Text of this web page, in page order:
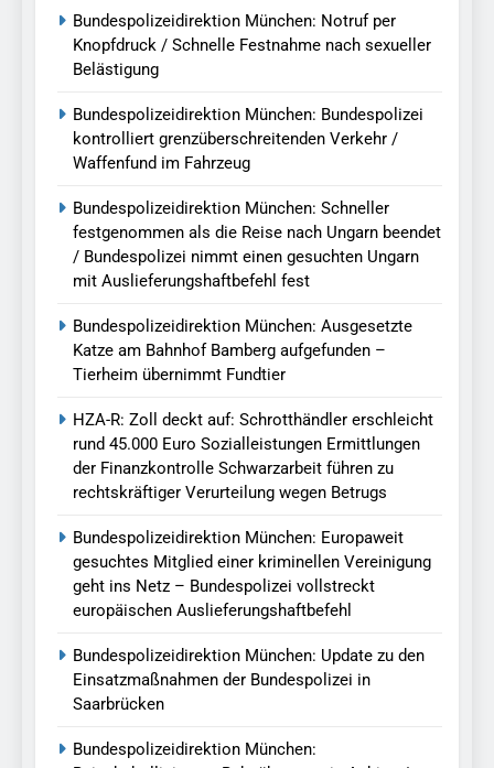
Bundespolizeidirektion München: Notruf per
Knopfdruck / Schnelle Festnahme nach sexueller
Belästigung
Bundespolizeidirektion München: Bundespolizei
kontrolliert grenzüberschreitenden Verkehr /
Waffenfund im Fahrzeug
Bundespolizeidirektion München: Schneller
festgenommen als die Reise nach Ungarn beendet
/ Bundespolizei nimmt einen gesuchten Ungarn
mit Auslieferungshaftbefehl fest
Bundespolizeidirektion München: Ausgesetzte
Katze am Bahnhof Bamberg aufgefunden –
Tierheim übernimmt Fundtier
HZA-R: Zoll deckt auf: Schrotthändler erschleicht
rund 45.000 Euro Sozialleistungen Ermittlungen
der Finanzkontrolle Schwarzarbeit führen zu
rechtskräftiger Verurteilung wegen Betrugs
Bundespolizeidirektion München: Europaweit
gesuchtes Mitglied einer kriminellen Vereinigung
geht ins Netz – Bundespolizei vollstreckt
europäischen Auslieferungshaftbefehl
Bundespolizeidirektion München: Update zu den
Einsatzmaßnahmen der Bundespolizei in
Saarbrücken
Bundespolizeidirektion München: